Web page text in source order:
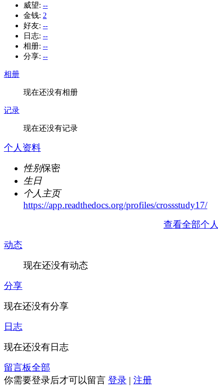
威望: --
金钱: 2
好友: --
日志: --
相册: --
分享: --
相册
现在还没有相册
记录
现在还没有记录
个人资料
性别保密
生日
个人主页
https://app.readthedocs.org/profiles/crossstudy17/
查看全部个
动态
现在还没有动态
分享
现在还没有分享
日志
现在还没有日志
留言板全部
你需要登录后才可以留言 登录 | 注册